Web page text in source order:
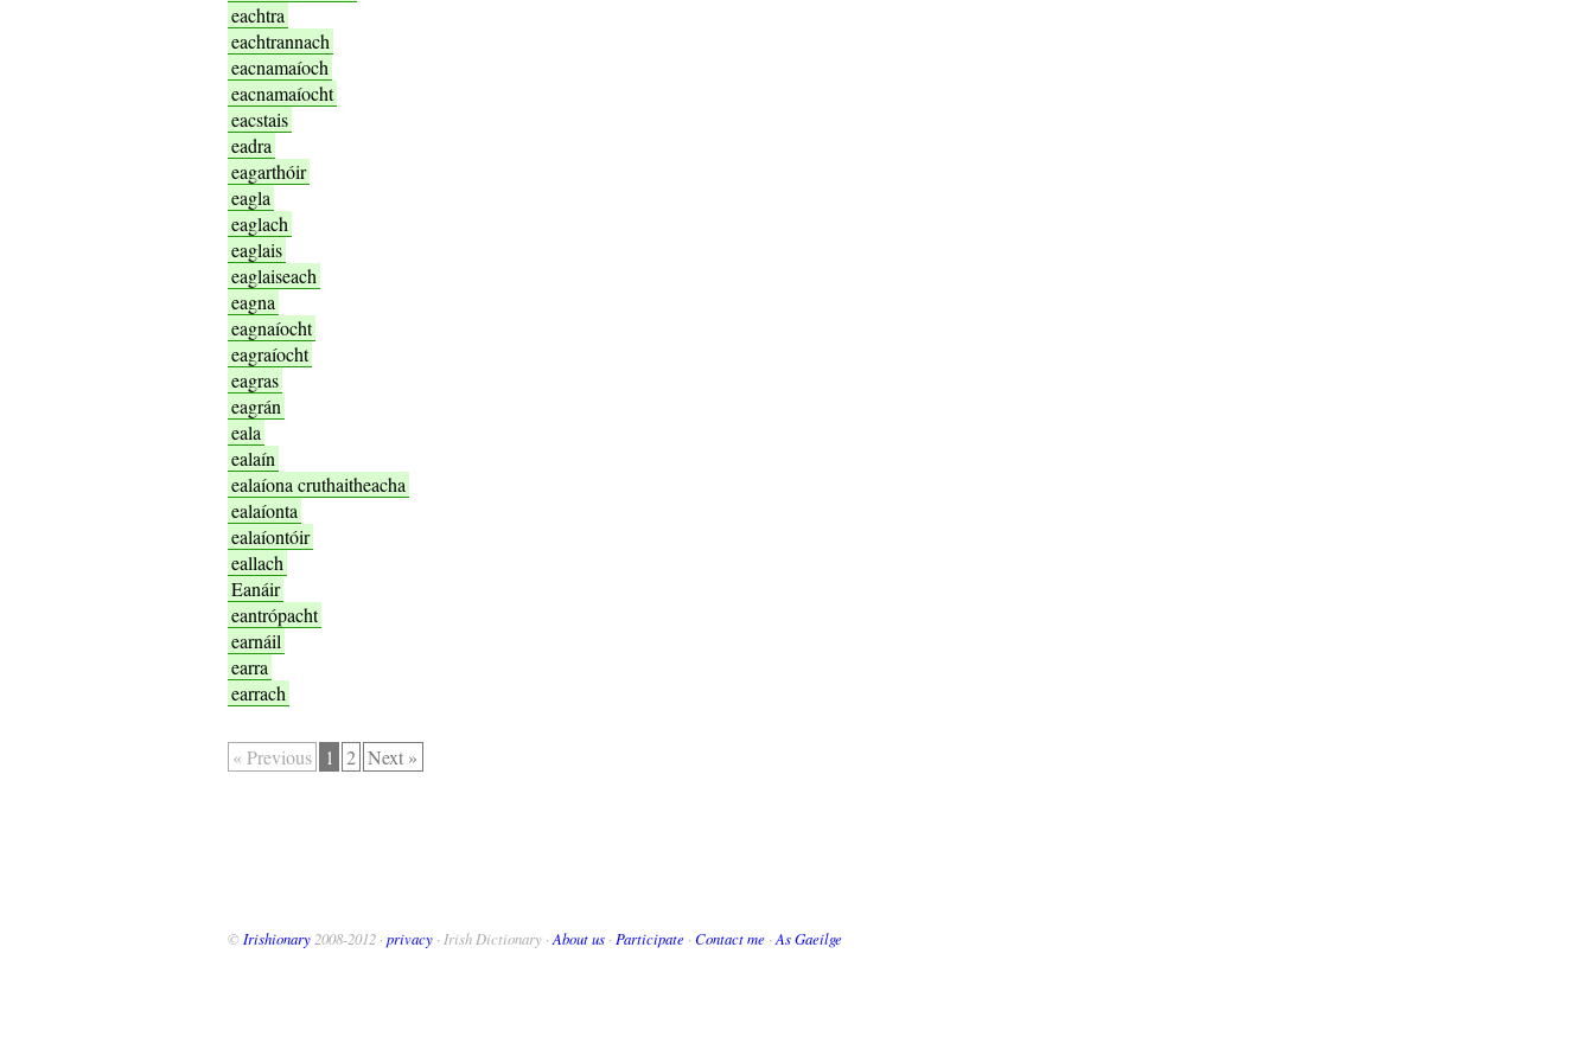
eachtra
eachtrannach
eacnamaíoch
eacnamaíocht
eacstais
eadra
eagarthóir
eagla
eaglach
eaglais
eaglaiseach
eagna
eagnaíocht
eagraíocht
eagras
eagrán
eala
ealaín
ealaíona cruthaitheacha
ealaíonta
ealaíontóir
eallach
Eanáir
eantrópacht
earnáil
earra
earrach
« Previous 1 2 Next »
© Irishionary 2008-2012 · privacy · Irish Dictionary · About us · Participate · Contact me · As Gaeilge